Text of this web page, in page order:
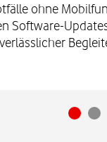
ohne
Software-